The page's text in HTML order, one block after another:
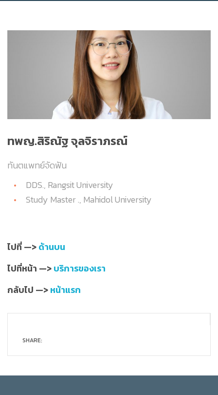
ทพญ.สิริณัฐ จุลจิราภรณ์
ทันตแพทย์จัดฟัน
DDS., Rangsit University
Study Master ., Mahidol University
ไปที่ —>ด้านบน
ไปที่หน้า —>บริการของเรา
กลับไป —>หน้าแรก
SHARE: